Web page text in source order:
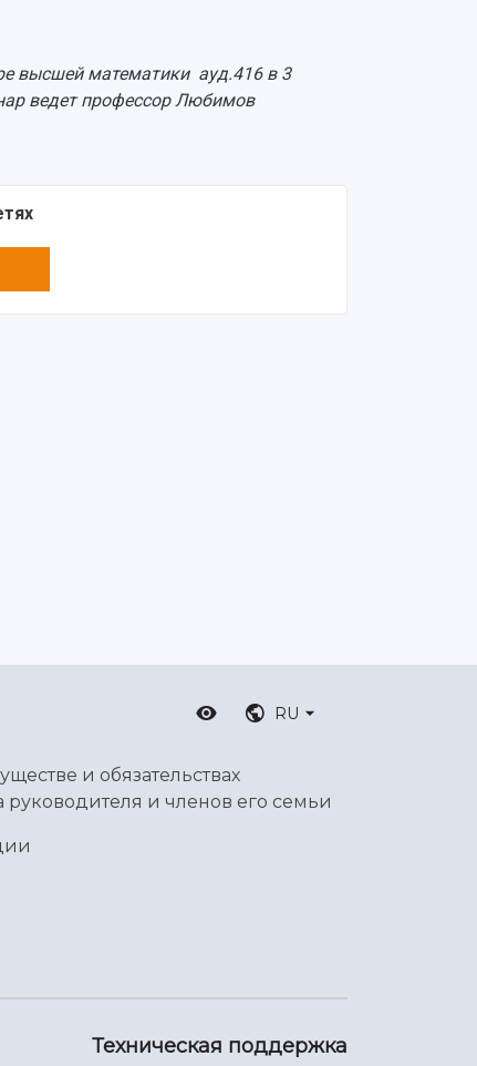
высшей математики ауд.416 в 3
ведет профессор Любимов
RU
и обязательствах
руководителя и членов его семьи
Техническая поддержка